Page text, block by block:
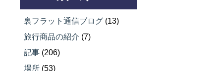
裏フラット通信ブログ (13)
旅行商品の紹介 (7)
記事 (206)
場所 (53)